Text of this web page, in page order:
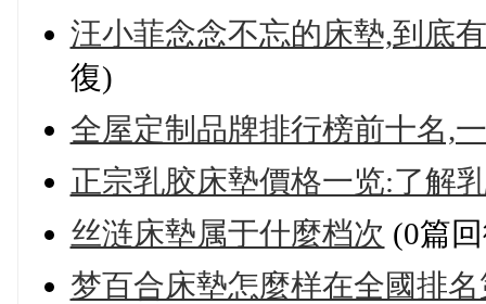
汪小菲念念不忘的床墊,到底
復)
全屋定制品牌排行榜前十名,
正宗乳胶床墊價格一览:了解
丝涟床墊属于什麼档次 (0篇
梦百合床墊怎麼样在全國排名